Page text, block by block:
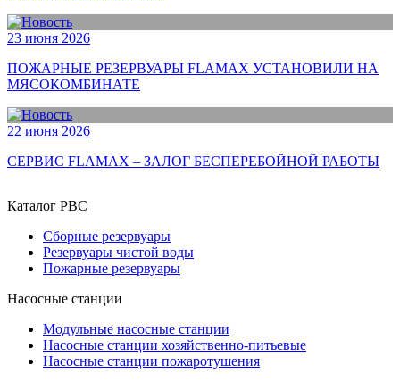
23 июня 2026
ПОЖАРНЫЕ РЕЗЕРВУАРЫ FLAMAX УСТАНОВИЛИ НА
МЯСОКОМБИНАТЕ
22 июня 2026
СЕРВИС FLAMAX – ЗАЛОГ БЕСПЕРЕБОЙНОЙ РАБОТЫ
Каталог РВС
Сборные резервуары
Резервуары чистой воды
Пожарные резервуары
Насосные станции
Модульные насосные станции
Насосные станции хозяйственно-питьевые
Насосные станции пожаротушения